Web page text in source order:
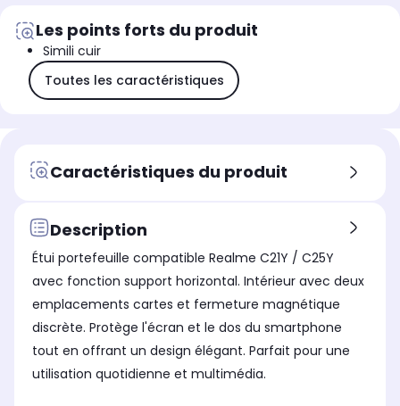
Les points forts du produit
Simili cuir
Toutes les caractéristiques
Caractéristiques du produit
Description
Étui portefeuille compatible Realme C21Y / C25Y
avec fonction support horizontal. Intérieur avec deux
emplacements cartes et fermeture magnétique
discrète. Protège l'écran et le dos du smartphone
tout en offrant un design élégant. Parfait pour une
utilisation quotidienne et multimédia.